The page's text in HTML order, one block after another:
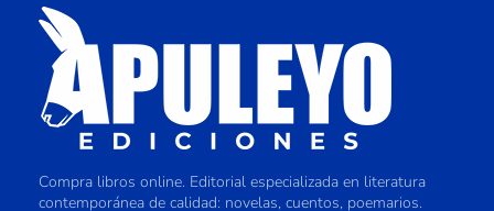
Compra libros online. Editorial especializada en literatura
contemporánea de calidad: novelas, cuentos, poemarios.